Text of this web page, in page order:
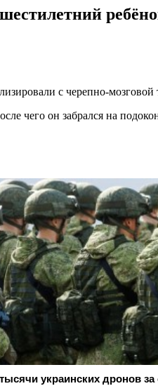
с черепно-
чего он забрался на
украинских дронов за